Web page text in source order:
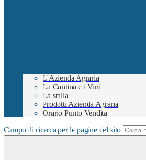
L'Azienda Agraria
La Cantina e i Vini
La stalla
Prodotti Azienda Agraria
Orario Punto Vendita
Campo di ricerca per le pagine del sito